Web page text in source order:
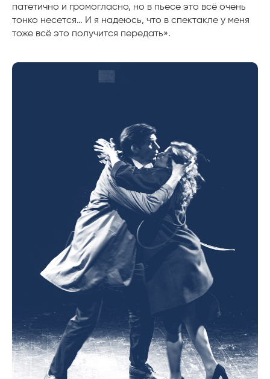
патетично и громогласно, но в пьесе это всё очень
тонко несется… И я надеюсь, что в спектакле у меня
тоже всё это получится передать».